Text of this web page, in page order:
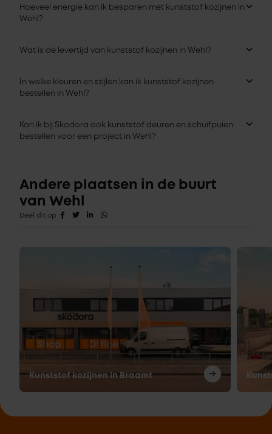
Hoeveel energie kan ik besparen met kunststof kozijnen in
Wehl?
Wat is de levertijd van kunststof kozijnen in Wehl?
In welke kleuren en stijlen kan ik kunststof kozijnen
bestellen in Wehl?
Kan ik bij Skodora ook kunststof deuren en schuifpuien
bestellen voor een project in Wehl?
Andere plaatsen in de buurt
van Wehl
Deel dit op
Kunststof kozijnen in Braamt